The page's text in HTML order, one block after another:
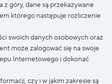
z góry, dane są przekazywane
którego następuje rozliczenie
swoich danych osobowych oraz
może zalogować się na swoje
Internetowego i dokonać
czy i w jakim zakresie są